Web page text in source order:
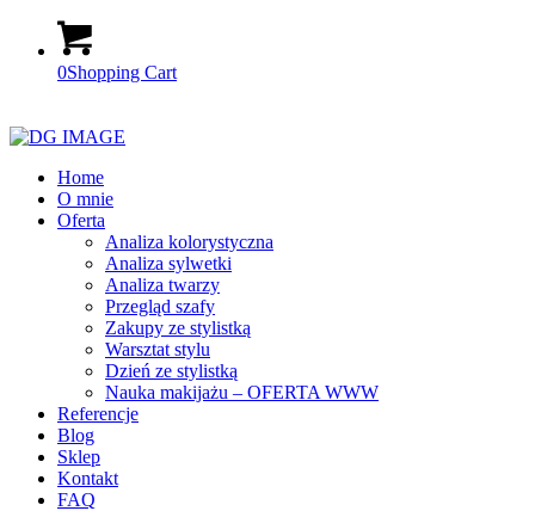
0Shopping Cart
Home
O mnie
Oferta
Analiza kolorystyczna
Analiza sylwetki
Analiza twarzy
Przegląd szafy
Zakupy ze stylistką
Warsztat stylu
Dzień ze stylistką
Nauka makijażu – OFERTA WWW
Referencje
Blog
Sklep
Kontakt
FAQ